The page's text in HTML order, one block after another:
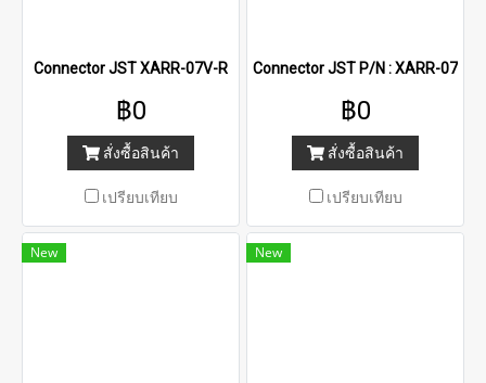
Connector JST XARR-07V-R
฿0
สั่งซื้อสินค้า
เปรียบเทียบ
Connector JST P/N : XARR-07V
฿0
สั่งซื้อสินค้า
เปรียบเทียบ
New New